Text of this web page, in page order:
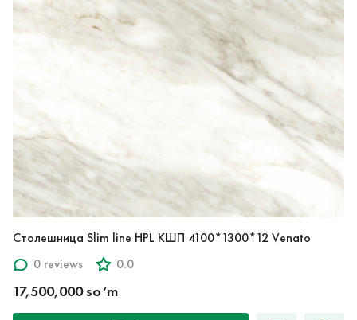
Столешница Slim line HPL КШП 4100*1300*12 Venato
0 reviews
0.0
17,500,000 so‘m